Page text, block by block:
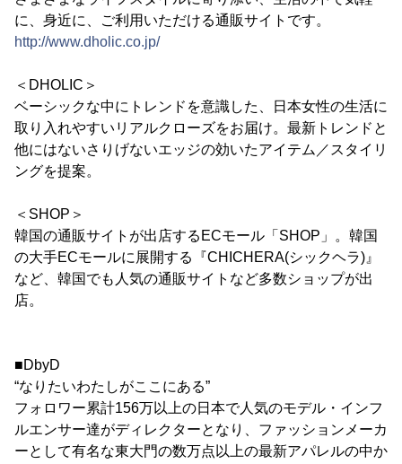
に、身近に、ご利用いただける通販サイトです。
http://www.dholic.co.jp/
＜DHOLIC＞
ベーシックな中にトレンドを意識した、日本女性の生活に
取り入れやすいリアルクローズをお届け。最新トレンドと
他にはないさりげないエッジの効いたアイテム／スタイリ
ングを提案。
＜SHOP＞
韓国の通販サイトが出店するECモール「SHOP」。韓国
の大手ECモールに展開する『CHICHERA(シックヘラ)』
など、韓国でも人気の通販サイトなど多数ショップが出
店。
■DbyD
“なりたいわたしがここにある”
フォロワー累計156万以上の日本で人気のモデル・インフ
ルエンサー達がディレクターとなり、ファッションメーカ
ーとして有名な東大門の数万点以上の最新アパレルの中か